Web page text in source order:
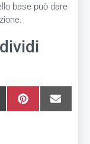
base può dare